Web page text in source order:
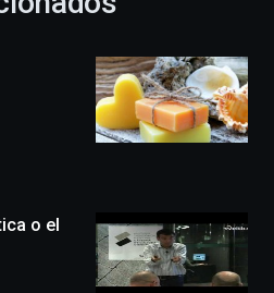
o el